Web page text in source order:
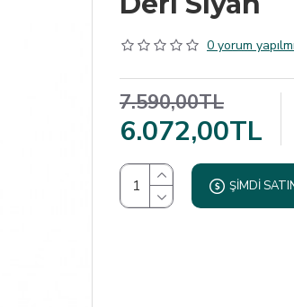
0 yorum
6.072,00TL
7.590,00TL
ŞIMDI